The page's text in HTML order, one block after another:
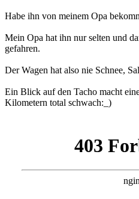
Habe ihn von meinem Opa
Mein Opa hat ihn nur selten und
gefahren.
Der Wagen hat also nie Schnee,
Ein Blick auf den Tacho macht
Kilometern total schwach:_)